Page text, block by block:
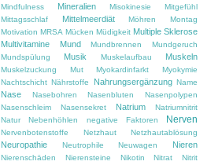
Mindfulness
Mineralien Misokinesie
Mitgefühl
Mittagsschlaf
Mittelmeerdiät Möhren
Montag
Motivation MRSA Mücken Müdigkeit Multiple Sklerose
Multivitamine
Mund Mundbrennen
Mundgeruch
Mundspülung
Musik Muskelaufbau Muskeln
Muskelzuckung Mut Myokardinfarkt
Myokymie
Nachtschicht Nährstoffe Nahrungsergänzung Name
Nase Nasebohren Nasenbluten
Nasenpolypen
Nasenschleim
Nasensekret Natrium
Natriumnitrit
Natur
Nebenhöhlen negative Faktoren Nerven
Nervenbotenstoffe Netzhaut Netzhautablösung
Neuropathie Neutrophile Neuwagen Nieren
Nierenschäden Nierensteine Nikotin Nitrat
Nitrit